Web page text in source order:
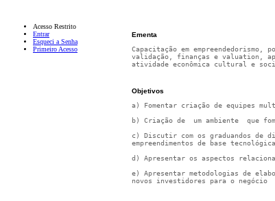
Acesso Restrito
Entrar
Esqueci a Senha
Primeiro Acesso
Ementa
Capacitação em
validação, finanças e valuation,
atividade econômica cultural e
Objetivos
a) Fomentar criação de equipes
b) Criação de  um ambiente  que
c) Discutir com os graduandos de
empreendimentos de base
d) Apresentar os aspectos
e) Apresentar metodologias de
novos investidores para o negócio